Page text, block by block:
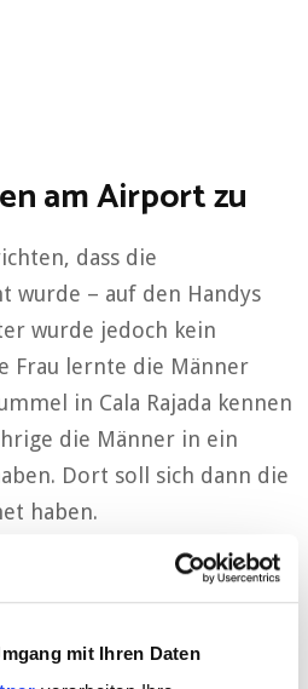
mit Ihren Daten
am Airport zu
dass die
wurde – auf den Handys
wurde jedoch kein
Frau lernte die Männer
in Cala Rajada kennen
die Männer in ein
Dort soll sich dann die
haben.